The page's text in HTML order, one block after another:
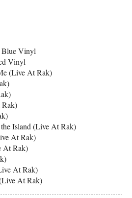
Blue Vinyl
Vinyl
(Live At Rak)
Island (Live At Rak)
At Rak)
At Rak)
At Rak)
At Rak)